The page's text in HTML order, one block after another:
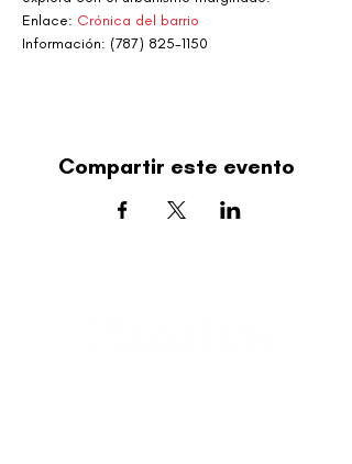
Enlace: Crónica del barrio
Información: (787) 825-1150
Compartir este evento